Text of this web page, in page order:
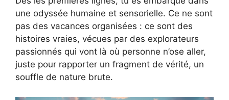
une odyssée humaine et sensorielle. Ce ne sont
pas des vacances organisées : ce sont des
histoires vraies, vécues par des explorateurs
passionnés qui vont là où personne n’ose aller,
juste pour rapporter un fragment de vérité, un
souffle de nature brute.